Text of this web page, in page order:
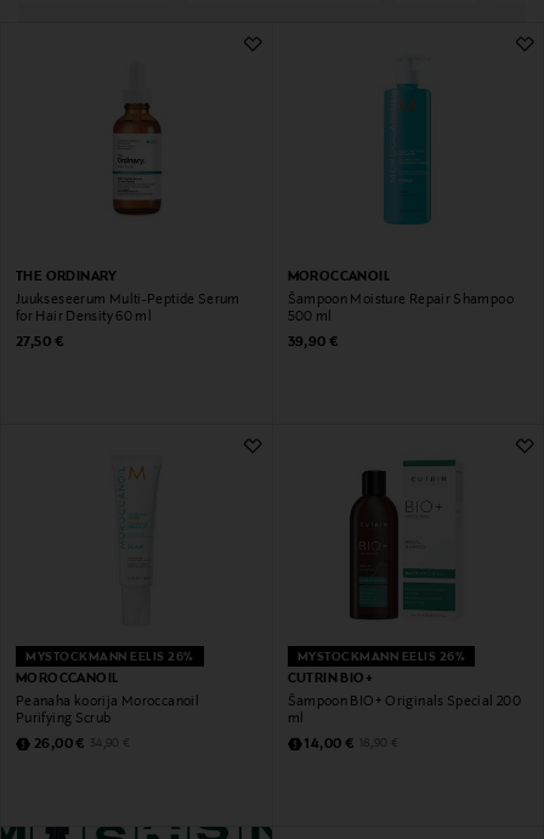
THE ORDINARY
Juukseseerum Multi-Peptide Serum
for Hair Density 60 ml
Original Price
27,50 €
MOROCCANOIL
Šampoon Moisture Repair Shampoo
500 ml
Original Price
39,90 €
MYSTOCKMANN EELIS 26%
MOROCCANOIL
Peanaha koorija Moroccanoil
Purifying Scrub
Discounted Price
26,00 € Original Price
34,90 €
MYSTOCKMANN EELIS 26%
CUTRIN BIO+
Šampoon BIO+ Originals Special 200
ml
Discounted Price
14,00 € Original Price
18,90 €